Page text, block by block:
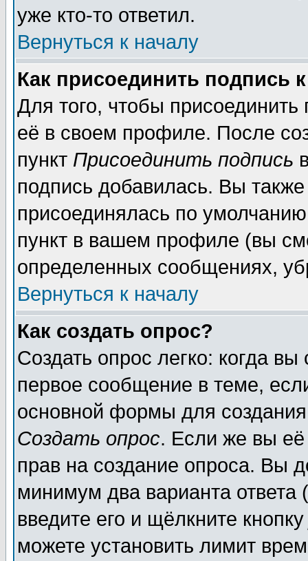
уже кто-то ответил.
Вернуться к началу
Как присоединить подпись
Для того, чтобы
её в своем профиле. После
пункт Присоединить подпись
подпись добавилась. Вы
присоединялась по
пункт в вашем профиле (вы
определенных сообщениях,
Вернуться к началу
Как создать опрос?
Создать опрос легко: когда
первое сообщение в теме,
основной формы для
Создать опрос. Если же вы её
прав на создание опроса. Вы
минимум два варианта ответа
введите его и щёлкните
можете установить лимит